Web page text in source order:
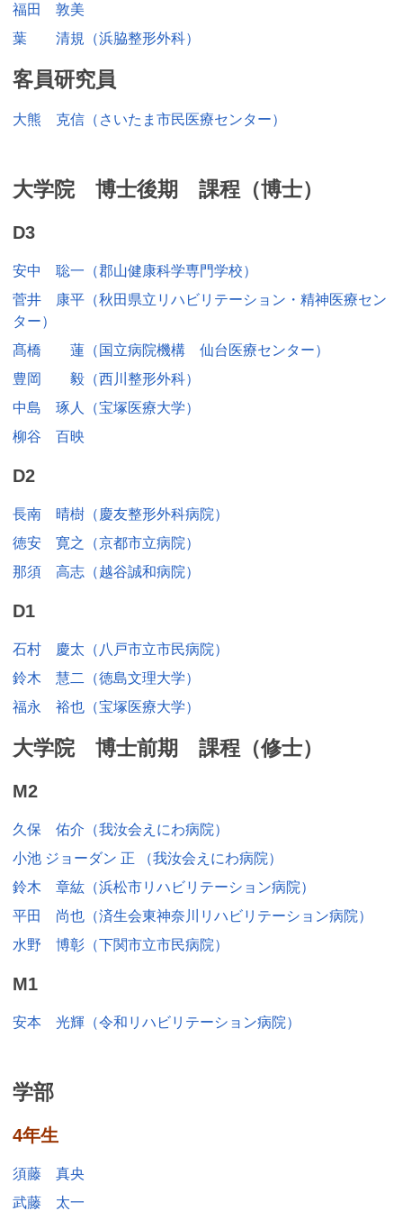
福田 敦美
葉 清規（浜脇整形外科）
客員研究員
大熊 克信（さいたま市民医療センター）
大学院 博士後期 課程（博士）
D3
安中 聡一（郡山健康科学専門学校）
菅井 康平（秋田県立リハビリテーション・精神医療セン
ター）
髙橋 蓮（国立病院機構 仙台医療センター）
豊岡 毅（西川整形外科）
中島 琢人（宝塚医療大学）
柳谷 百映
D2
長南 晴樹（慶友整形外科病院）
徳安 寛之（京都市立病院）
那須 高志（越谷誠和病院）
D1
石村 慶太（八戸市立市民病院）
鈴木 慧二（徳島文理大学）
福永 裕也（宝塚医療大学）
大学院 博士前期 課程（修士）
M2
久保 佑介（我汝会えにわ病院）
小池 ジョーダン 正 （我汝会えにわ病院）
鈴木 章紘（浜松市リハビリテーション病院）
平田 尚也（済生会東神奈川リハビリテーション病院）
水野 博彰（下関市立市民病院）
M1
安本 光輝（令和リハビリテーション病院）
学部
4年生
須藤 真央
武藤 太一